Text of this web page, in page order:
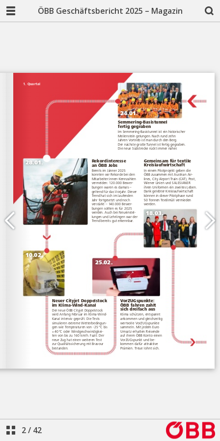
ÖBB Geschäftsbericht 2025 – Magazin
2/ 42